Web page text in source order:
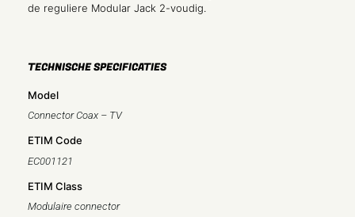
de reguliere Modular Jack 2-voudig.
TECHNISCHE SPECIFICATIES
Model
Connector Coax – TV
ETIM Code
EC001121
ETIM Class
Modulaire connector